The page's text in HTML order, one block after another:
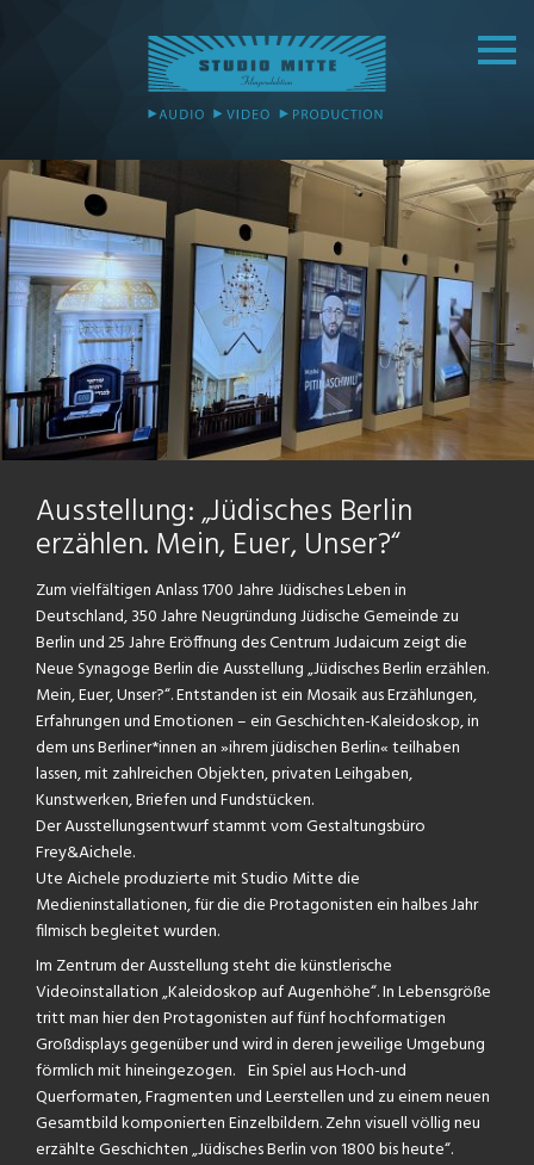
Ausstellung: „Jüdisches Berlin
erzählen. Mein, Euer, Unser?“
Zum vielfältigen Anlass 1700 Jahre Jüdisches Leben in
Deutschland, 350 Jahre Neugründung Jüdische Gemeinde zu
Berlin und 25 Jahre Eröffnung des Centrum Judaicum zeigt die
Neue Synagoge Berlin die Ausstellung „Jüdisches Berlin erzählen.
Mein, Euer, Unser?“. Entstanden ist ein Mosaik aus Erzählungen,
Erfahrungen und Emotionen – ein Geschichten-Kaleidoskop, in
dem uns Berliner*innen an »ihrem jüdischen Berlin« teilhaben
lassen, mit zahlreichen Objekten, privaten Leihgaben,
Kunstwerken, Briefen und Fundstücken.
Der Ausstellungsentwurf stammt vom Gestaltungsbüro
Frey&Aichele.
Ute Aichele produzierte mit Studio Mitte die
Medieninstallationen, für die die Protagonisten ein halbes Jahr
filmisch begleitet wurden.
Im Zentrum der Ausstellung steht die künstlerische
Videoinstallation „Kaleidoskop auf Augenhöhe“. In Lebensgröße
tritt man hier den Protagonisten auf fünf hochformatigen
Großdisplays gegenüber und wird in deren jeweilige Umgebung
förmlich mit hineingezogen. Ein Spiel aus Hoch-und
Querformaten, Fragmenten und Leerstellen und zu einem neuen
Gesamtbild komponierten Einzelbildern. Zehn visuell völlig neu
erzählte Geschichten „Jüdisches Berlin von 1800 bis heute“.